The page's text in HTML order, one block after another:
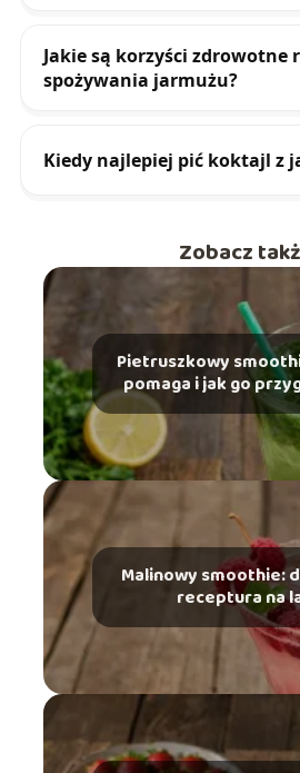
Jakie są korzyści zdrowotne
spożywania jarmużu?
Kiedy najlepiej pić koktajl z
Zobacz
Pietruszkowy
pomaga i jak go
Malinowy smoothie:
receptura na